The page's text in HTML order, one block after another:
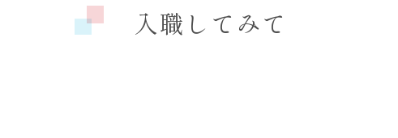
入職してみて